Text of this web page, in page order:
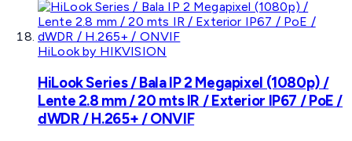
HiLook by HIKVISION
HiLook Series / Bala IP 2 Megapixel (1080p) /
Lente 2.8 mm / 20 mts IR / Exterior IP67 / PoE /
dWDR / H.265+ / ONVIF